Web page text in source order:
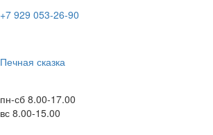
+7 929 053-26-90
Печная сказка
пн-сб 8.00-17.00
вс 8.00-15.00